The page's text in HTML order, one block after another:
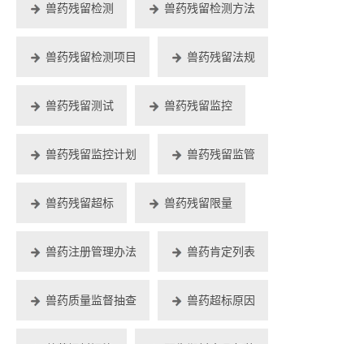
兽药残留检测 兽药残留检测方法
兽药残留检测项目 兽药残留法规
兽药残留测试 兽药残留监控
兽药残留监控计划 兽药残留监管
兽药残留超标 兽药残留限量
兽药注册管理办法 兽药肯定列表
兽药质量监督抽查 兽药超标原因